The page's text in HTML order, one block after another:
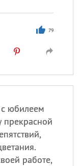
79
с юбилеем
работе,